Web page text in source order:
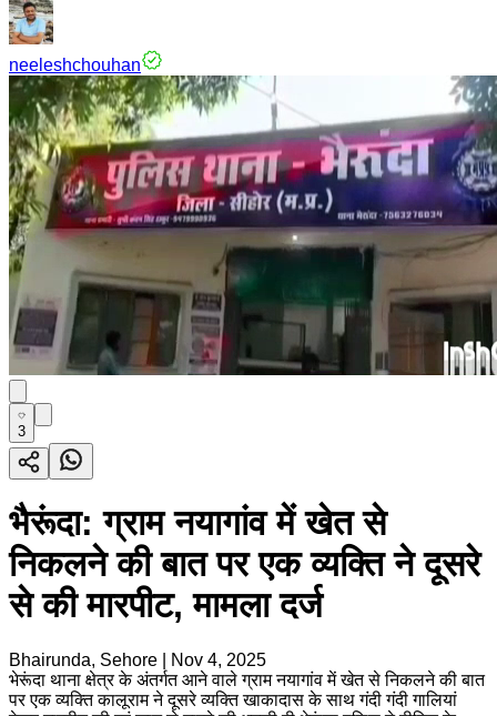
neeleshchouhan
3
भैरूंदा: ग्राम नयागांव में खेत से
निकलने की बात पर एक व्यक्ति ने दूसरे
से की मारपीट, मामला दर्ज
Bhairunda, Sehore
Nov 4, 2025
भेरूंदा थाना क्षेत्र के अंतर्गत आने वाले ग्राम नयागांव में खेत से निकलने की बात
पर एक व्यक्ति कालूराम ने दूसरे व्यक्ति खाकादास के साथ गंदी गंदी गालियां